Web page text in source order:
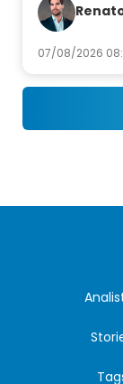
07/08/2026